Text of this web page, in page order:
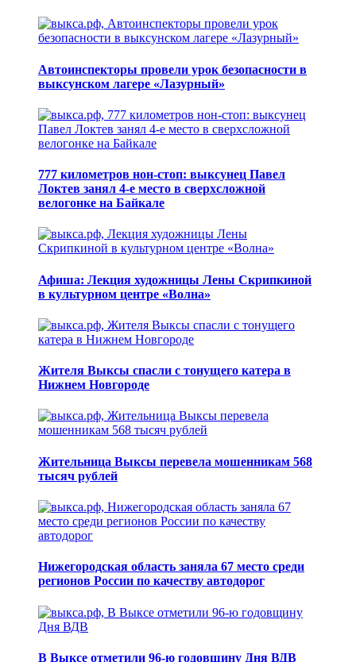
Автоинспекторы провели урок безопасности в
выксунском лагере «Лазурный»
777 километров нон-стоп: выксунец Павел
Локтев занял 4-е место в сверхсложной
велогонке на Байкале
Афиша: Лекция художницы Лены Скрипкиной
в культурном центре «Волна»
Жителя Выксы спасли с тонущего катера в
Нижнем Новгороде
Жительница Выксы перевела мошенникам 568
тысяч рублей
Нижегородская область заняла 67 место среди
регионов России по качеству автодорог
В Выксе отметили 96-ю годовщину Дня ВДВ